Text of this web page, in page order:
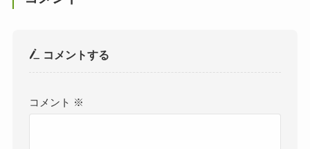
コメントする
コメント ※